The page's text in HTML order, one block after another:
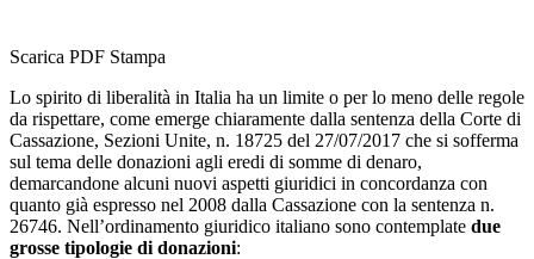
Scarica PDF Stampa
Lo spirito di liberalità in Italia ha un limite o per lo meno delle regole
da rispettare, come emerge chiaramente dalla sentenza della Corte di
Cassazione, Sezioni Unite, n. 18725 del 27/07/2017 che si sofferma
sul tema delle donazioni agli eredi di somme di denaro,
demarcandone alcuni nuovi aspetti giuridici in concordanza con
quanto già espresso nel 2008 dalla Cassazione con la sentenza n.
26746. Nell’ordinamento giuridico italiano sono contemplate due
grosse tipologie di donazioni: